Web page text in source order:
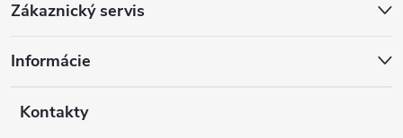
p
Zákaznický servis
Informácie
Kontakty